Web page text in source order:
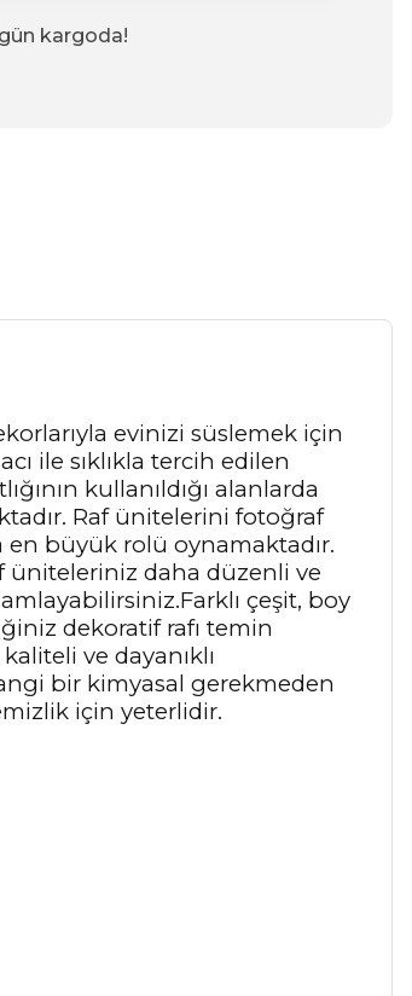
kargoda!
evinizi süslemek için
ile sıklıkla tercih edilen
kullanıldığı alanlarda
Raf ünitelerini fotoğraf
en büyük rolü oynamaktadır.
üniteleriniz daha düzenli ve
çeşit, boy
dekoratif rafı temin
ve dayanıklı
bir kimyasal gerekmeden
için yeterlidir.